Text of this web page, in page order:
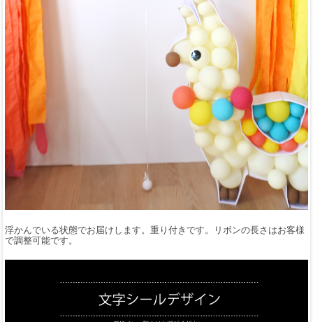
浮かんでいる状態でお届けします。重り付きです。リボンの長さはお客様
で調整可能です。